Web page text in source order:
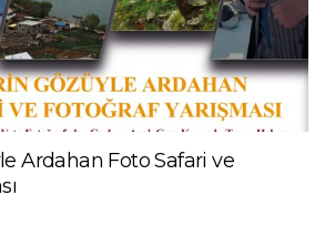
Ardahan Foto Safari ve